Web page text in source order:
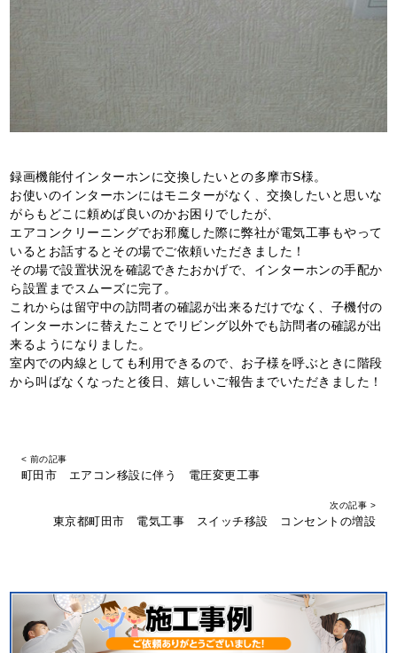
録画機能付インターホンに交換したいとの多摩市S様。
お使いのインターホンにはモニターがなく、交換したいと思いな
がらもどこに頼めば良いのかお困りでしたが、
エアコンクリーニングでお邪魔した際に弊社が電気工事もやって
いるとお話するとその場でご依頼いただきました！
その場で設置状況を確認できたおかげで、インターホンの手配か
ら設置までスムーズに完了。
これからは留守中の訪問者の確認が出来るだけでなく、子機付の
インターホンに替えたことでリビング以外でも訪問者の確認が出
来るようになりました。
室内での内線としても利用できるので、お子様を呼ぶときに階段
から叫ばなくなったと後日、嬉しいご報告までいただきました！
< 前の記事
町田市 エアコン移設に伴う 電圧変更工事
次の記事 >
東京都町田市 電気工事 スイッチ移設 コンセントの増設